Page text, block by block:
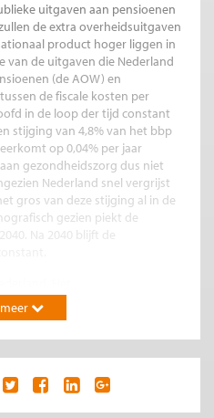
uitgaven aan pensioenen
de extra overheidsuitgaven
product hoger liggen in
van de uitgaven die Nederland
(de AOW) en
de fiscale kosten per
in de loop der tijd constant
stijging van 4,8% van het bbp
op 0,04% per jaar
gezondheidszorg dus niet
Nederland snel vergrijst
gros van deze stijging al in de
gezien piekt de
Na 2040 blijft de
van tijdelijke aard en duurt
vóór 2040 de additionele
dat de cohorten van de